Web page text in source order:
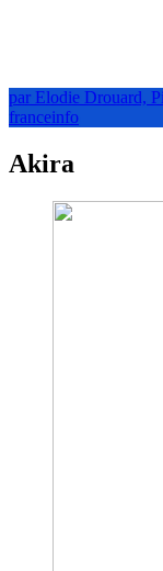
par Elodie Drouard,
franceinfo
Akira